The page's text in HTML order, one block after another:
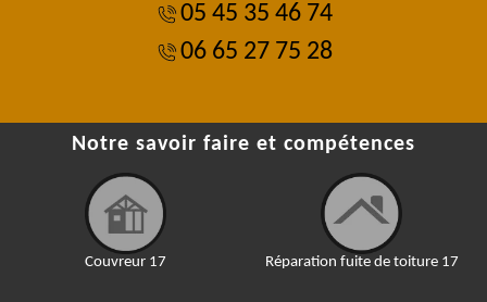
05 45 35 46 74
06 65 27 75 28
Notre savoir faire et compétences
Couvreur 17 Réparation fuite de toiture 17